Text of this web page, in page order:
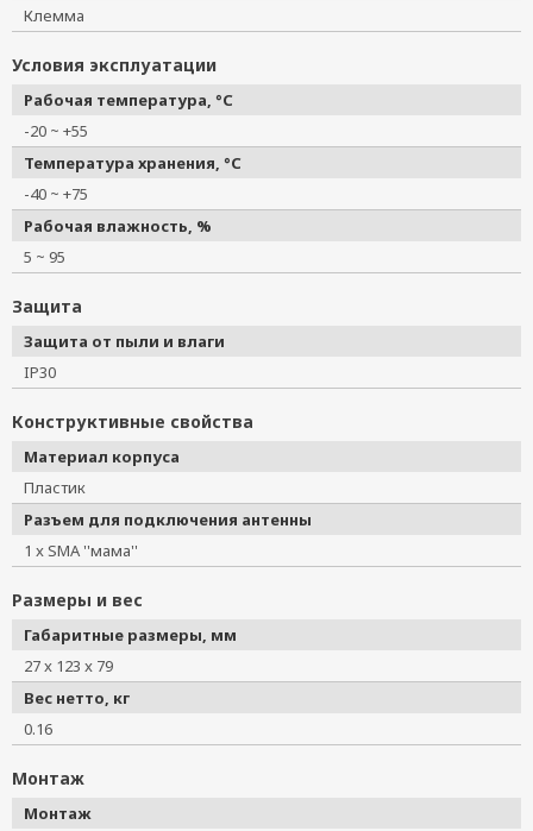
Клемма
Условия эксплуатации
Рабочая температура, °C
-20 ~ +55
Температура хранения, °C
-40 ~ +75
Рабочая влажность, %
5 ~ 95
Защита
Защита от пыли и влаги
IP30
Конструктивные свойства
Материал корпуса
Пластик
Разъем для подключения антенны
1 x SMA ''мама''
Размеры и вес
Габаритные размеры, мм
27 x 123 x 79
Вес нетто, кг
0.16
Монтаж
Монтаж